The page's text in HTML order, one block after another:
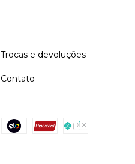
Trocas e devoluções
Contato